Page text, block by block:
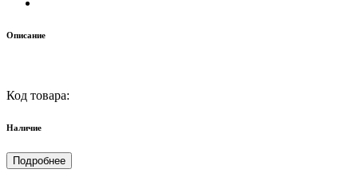
Описание
Код товара:
Наличие
Подробнее